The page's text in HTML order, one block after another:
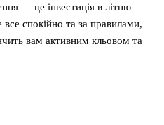
— це інвестиція в літню
спокійно та за правилами,
вам активним кльовом та